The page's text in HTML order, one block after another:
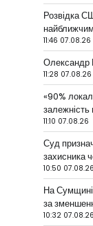
Розвідка
11:46 07.08.26
Олександр
11:28 07.08.26
«90%
залежність
11:10 07.08.26
Суд
захисника
10:50 07.08.26
На Сумщині
за
10:32 07.08.26